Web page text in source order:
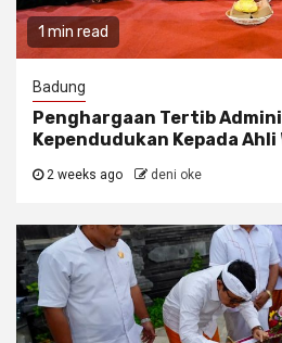
1 min read
Badung
Penghargaan Tertib
Kependudukan Kepada Ahli
2 weeks ago deni oke